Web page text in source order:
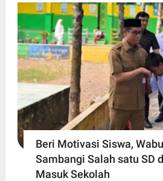
Beri Motivasi Siswa,
Sambangi Salah satu SD
Masuk Sekolah